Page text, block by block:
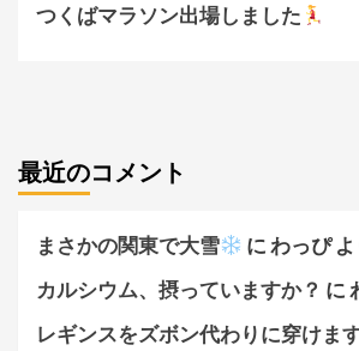
つくばマラソン出場しました
最近のコメント
まさかの関東で大雪 に わっぴよ
カルシウム、摂っていますか？ に
レギンスをズボン代わりに穿けま